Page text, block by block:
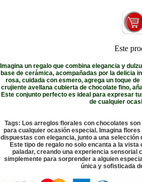
Este
Imagina un regalo que combina elegancia y
base de cerámica, acompañadas por la delicia
rosa, cuidada con esmero, agrega un toque
crujiente avellana cubierta de chocolate fino,
Este conjunto perfecto es ideal para expresar
de cualquier
Tags: Los arreglos florales con chocolates
para cualquier ocasión especial. Imagina
dispuestas con elegancia, junto a una
Este tipo de regalo no solo encanta a la
paladar, creando una experiencia sensorial
simplemente para sorprender a alguien
única y sofisticada